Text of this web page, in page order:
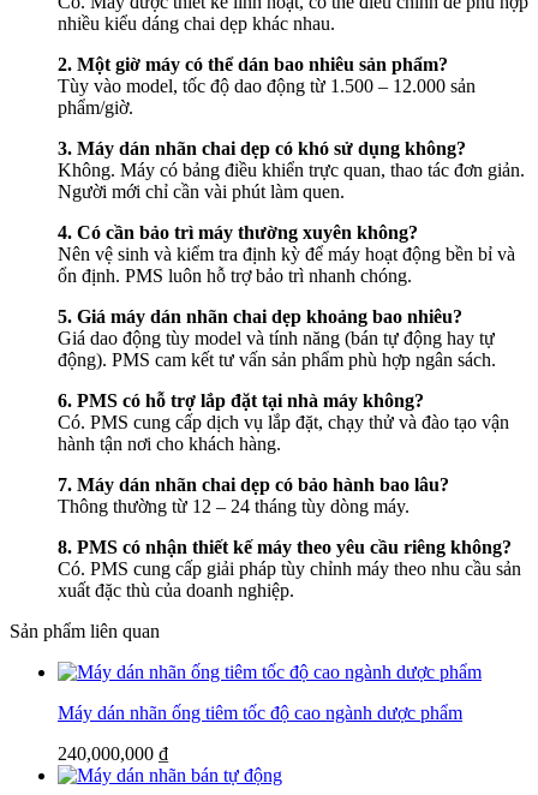
nhiều kiểu dáng chai dẹp khác nhau.
2. Một giờ máy có thể dán bao nhiêu sản phẩm?
Tùy vào model, tốc độ dao động từ 1.500 – 12.000 sản
phẩm/giờ.
3. Máy dán nhãn chai dẹp có khó sử dụng không?
Không. Máy có bảng điều khiển trực quan, thao tác đơn giản.
Người mới chỉ cần vài phút làm quen.
4. Có cần bảo trì máy thường xuyên không?
Nên vệ sinh và kiểm tra định kỳ để máy hoạt động bền bỉ và
ổn định. PMS luôn hỗ trợ bảo trì nhanh chóng.
5. Giá máy dán nhãn chai dẹp khoảng bao nhiêu?
Giá dao động tùy model và tính năng (bán tự động hay tự
động). PMS cam kết tư vấn sản phẩm phù hợp ngân sách.
6. PMS có hỗ trợ lắp đặt tại nhà máy không?
Có. PMS cung cấp dịch vụ lắp đặt, chạy thử và đào tạo vận
hành tận nơi cho khách hàng.
7. Máy dán nhãn chai dẹp có bảo hành bao lâu?
Thông thường từ 12 – 24 tháng tùy dòng máy.
8. PMS có nhận thiết kế máy theo yêu cầu riêng không?
Có. PMS cung cấp giải pháp tùy chỉnh máy theo nhu cầu sản
xuất đặc thù của doanh nghiệp.
Sản phẩm liên quan
Máy dán nhãn ống tiêm tốc độ cao ngành dược phẩm
240,000,000 ₫